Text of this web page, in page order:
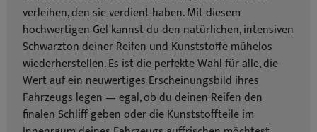
verleihen, den sie verdient haben. Mit diesem
hochwertigen Gel kannst du den natürlichen, intensiven
Schwarzton deiner Reifen und Kunststoffe mühelos
wiederherstellen. Es ist die perfekte Wahl für alle, die
Wert auf ein neuwertiges Erscheinungsbild ihres
Fahrzeugs legen — egal, ob du deinen Reifen den
finalen Schliff geben oder die Kunststoffteile im